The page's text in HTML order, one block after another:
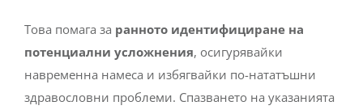
Това помага за ранното идентифициране на
потенциални усложнения, осигурявайки
навременна намеса и избягвайки по-нататъшни
здравословни проблеми. Спазването на указанията